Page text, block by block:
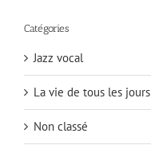
Catégories
Jazz vocal
La vie de tous les jours
Non classé